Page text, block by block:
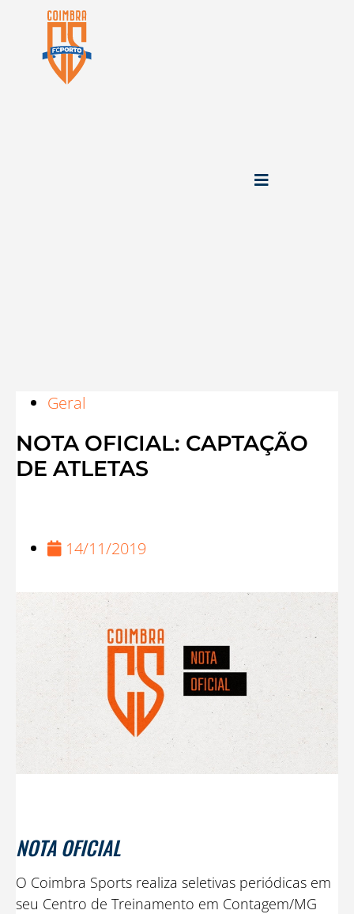
Geral
NOTA OFICIAL: CAPTAÇÃO
DE ATLETAS
14/11/2019
NOTA OFICIAL
O Coimbra Sports realiza seletivas periódicas em
seu Centro de Treinamento em Contagem/MG